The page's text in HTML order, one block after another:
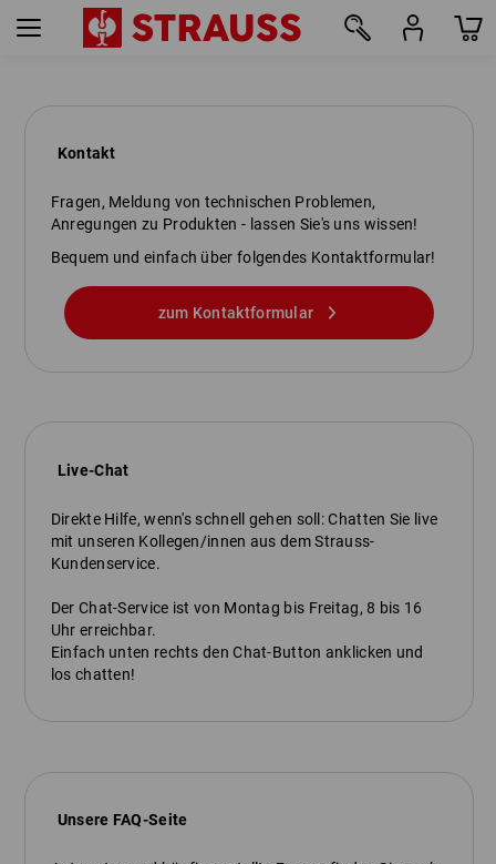
Kontakt
Fragen, Meldung von technischen Problemen,
Anregungen zu Produkten - lassen Sie's uns wissen!
Bequem und einfach über folgendes Kontaktformular!
zum Kontaktformular
Live-Chat
Direkte Hilfe, wenn's schnell gehen soll: Chatten Sie live
mit unseren Kollegen/innen aus dem Strauss-
Kundenservice.
Der Chat-Service ist von Montag bis Freitag, 8 bis 16
Uhr erreichbar.
Einfach unten rechts den Chat-Button anklicken und
los chatten!
Unsere FAQ-Seite